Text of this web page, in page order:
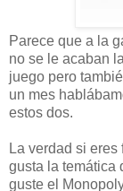
Parece que a la
no se le acaban
juego pero
un mes
estos dos.
La verdad si
gusta la temática
guste el